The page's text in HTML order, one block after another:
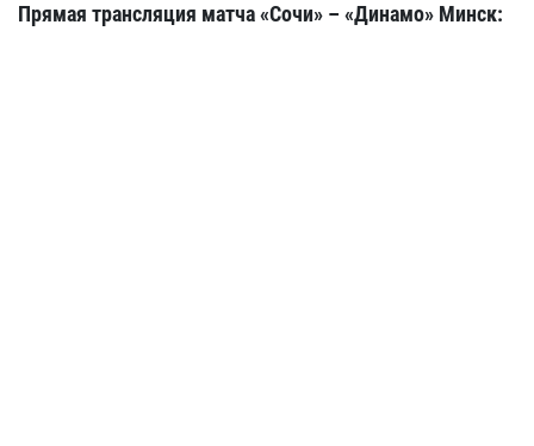
Прямая трансляция матча «Сочи» – «Динамо» Минск: